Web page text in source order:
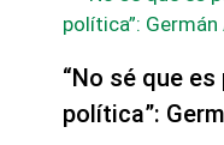
“No sé que
política”: